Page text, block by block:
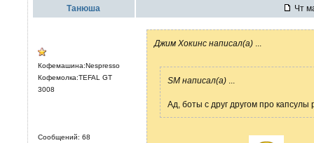
Танюша Чт
Кофемашина:Nespresso
Кофемолка:TEFAL GT
3008
Сообщений: 68
Джим Хокинс написал(а)
SM написал(а)
Ад, боты с друг другом про капсулы